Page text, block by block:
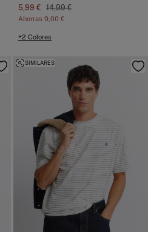
5,99 € 14,99 €
Ahorras 9,00 €
+2 Colores
SIMILARES